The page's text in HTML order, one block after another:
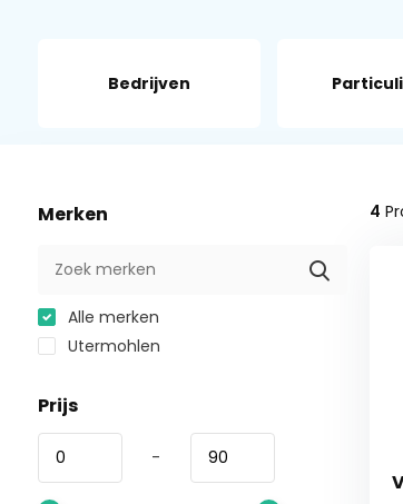
Bedrijven
Merken
Alle merken
Utermohlen
Prijs
-
4